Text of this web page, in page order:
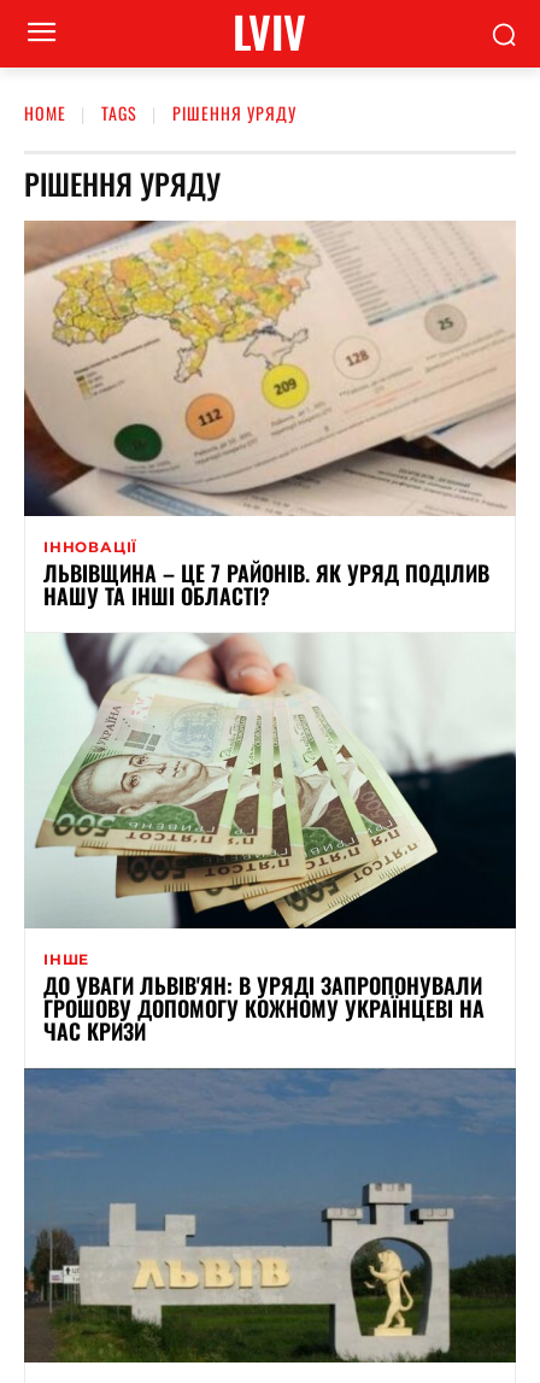
LVIV
HOME TAGS РІШЕННЯ УРЯДУ
РІШЕННЯ УРЯДУ
ІННОВАЦІЇ
ЛЬВІВЩИНА – ЦЕ 7 РАЙОНІВ. ЯК УРЯД ПОДІЛИВ
НАШУ ТА ІНШІ ОБЛАСТІ?
ІНШЕ
ДО УВАГИ ЛЬВІВ'ЯН: В УРЯДІ ЗАПРОПОНУВАЛИ
ГРОШОВУ ДОПОМОГУ КОЖНОМУ УКРАЇНЦЕВІ НА
ЧАС КРИЗИ